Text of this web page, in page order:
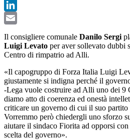
WhatsApp
LinkedIn
Il consigliere comunale Danilo Sergi
Luigi Levato per aver sollevato dubbi
Centro di rimpatrio ad Alli.
«Il capogruppo di Forza Italia Luigi
giustamente si indigna perché il
-Lega vuole costruire ad Alli uno dei
diamo atto di coerenza ed onestà
criticare un governo di cui il suo partito
Vorremmo però chiedergli uno sforzo
aiutare il sindaco Fiorita ad opporsi
scelta del governo».